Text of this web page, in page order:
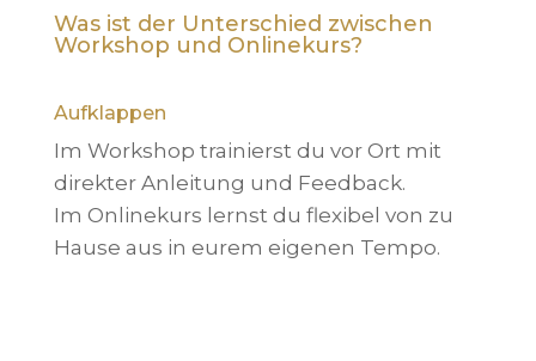
Was ist der Unterschied zwischen
Workshop und Onlinekurs?
Aufklappen
Im Workshop trainierst du vor Ort mit
direkter Anleitung und Feedback.
Im Onlinekurs lernst du flexibel von zu
Hause aus in eurem eigenen Tempo.